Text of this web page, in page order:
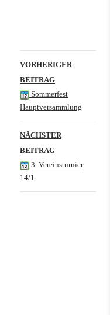
Beitragsnavigation
VORHERIGER
BEITRAG
Sommerfest
Hauptversammlung
NÄCHSTER
BEITRAG
3. Vereinsturnier
14/1